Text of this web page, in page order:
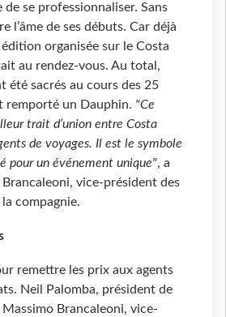
de se professionnaliser. Sans
l’âme de ses débuts. Car déjà
organisée sur le Costa
au rendez-vous. Au total,
été sacrés au cours des 25
remporté un Dauphin. "Ce
trait d’union entre Costa
de voyages. Il est le symbole
pour un événement unique", a
vice-président des
compagnie.
remettre les prix aux agents
Neil Palomba, président de
Brancaleoni, vice-